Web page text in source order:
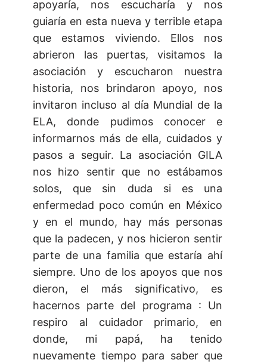
apoyaría, nos escucharía y nos
guiaría en esta nueva y terrible etapa
que estamos viviendo. Ellos nos
abrieron las puertas, visitamos la
asociación y escucharon nuestra
historia, nos brindaron apoyo, nos
invitaron incluso al día Mundial de la
ELA, donde pudimos conocer e
informarnos más de ella, cuidados y
pasos a seguir. La asociación GILA
nos hizo sentir que no estábamos
solos, que sin duda si es una
enfermedad poco común en México
y en el mundo, hay más personas
que la padecen, y nos hicieron sentir
parte de una familia que estaría ahí
siempre. Uno de los apoyos que nos
dieron, el más significativo, es
hacernos parte del programa : Un
respiro al cuidador primario, en
donde, mi papá, ha tenido
nuevamente tiempo para saber que